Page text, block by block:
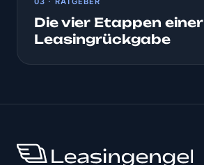
Die vier Etappen einer
Leasingrückgabe